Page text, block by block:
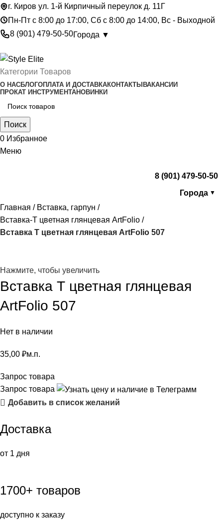
г. Киров ул. 1-й Кирпичный переулок д. 11Г
Пн-Пт с 8:00 до 17:00, Сб с 8:00 до 14:00, Вс - Выходной
8 (901) 479-50-50Города ▼
Категории Товаров
О НАСБЛОГОПЛАТА И ДОСТАВКАКОНТАКТЫ ВАКАНСИИ
ПРОКАТ ИНСТРУМЕНТАНОВИНКИ
Поиск
0 Избранное
Меню
8 (901) 479-50-50
Города ▼
Главная
Вставка, гарпун
Вставка-Т цветная глянцевая ArtFolio
Вставка Т цветная глянцевая ArtFolio 507
Нажмите, чтобы увеличить
Вставка Т цветная глянцевая
ArtFolio 507
Нет в наличии
35,00 ₽м.п.
Запрос товара
Запрос товара
Добавить в список желаний
Доставка
от 1 дня
1700+ товаров
доступно к заказу